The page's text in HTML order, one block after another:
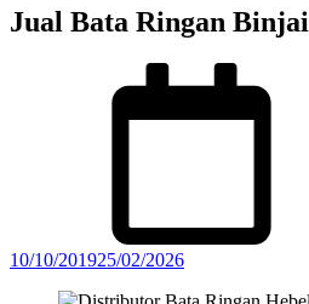
Jual Bata Ringan Binjai
10/10/201925/02/2026